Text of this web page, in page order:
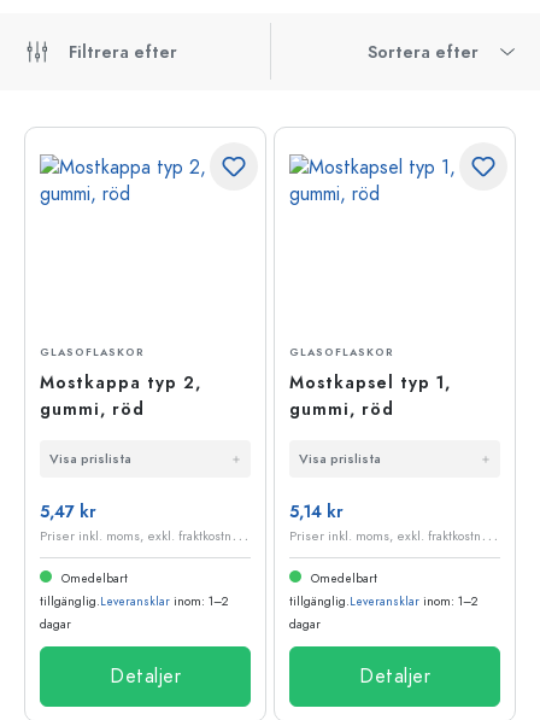
Filtrera efter Sortera efter
GLASOFLASKOR
Mostkappa typ 2,
gummi, röd
Visa prislista
5,47 kr
P
riser inkl. moms, exkl. fraktkostnader
Omedelbart
tillgänglig.Leveransklar inom: 1–2
dagar
Detaljer
GLASOFLASKOR
Mostkapsel typ 1,
gummi, röd
Visa prislista
5,14 kr
P
riser inkl. moms, exkl. fraktkostnader
Omedelbart
tillgänglig.Leveransklar inom: 1–2
dagar
Detaljer